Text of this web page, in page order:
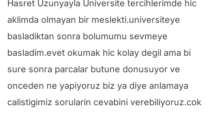
Hasret Uzunyayla Universite tercihlerimde hic
aklimda olmayan bir meslekti.universiteye
basladiktan sonra bolumumu sevmeye
basladim.evet okumak hic kolay degil ama bi
sure sonra parcalar butune donusuyor ve
onceden ne yapiyoruz biz ya diye anlamaya
calistigimiz sorularin cevabini verebiliyoruz.cok